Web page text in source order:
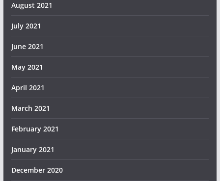
August 2021
July 2021
June 2021
May 2021
April 2021
March 2021
February 2021
January 2021
December 2020